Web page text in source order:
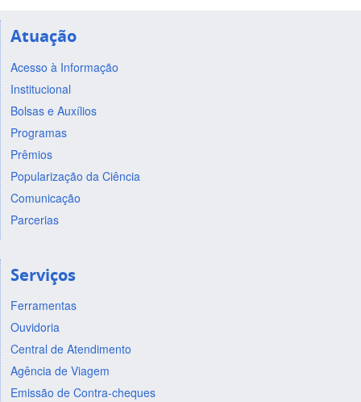
Atuação
Acesso à Informação
Institucional
Bolsas e Auxílios
Programas
Prêmios
Popularização da Ciência
Comunicação
Parcerias
Serviços
Ferramentas
Ouvidoria
Central de Atendimento
Agência de Viagem
Emissão de Contra-cheques